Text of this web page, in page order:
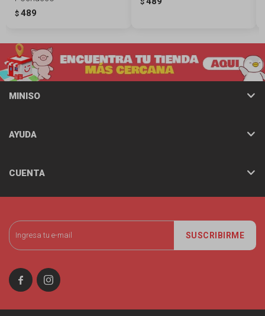
$ 489
SUSCRIBIRME
 
MINISO
AYUDA
CUENTA